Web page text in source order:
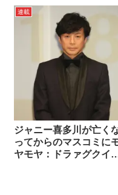
連載
ジャニー喜多川が亡く
ってからのマスコミに
ヤモヤ：ドラァグクイ